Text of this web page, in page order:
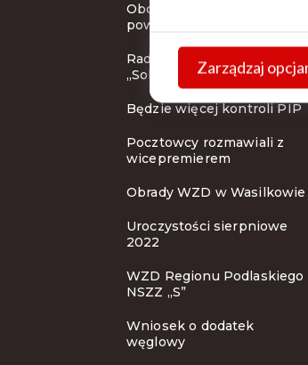
Zarządzaj
Obchody 42. rocznicy
powstania NSZZ "S"
Rada KSOiW NSZZ
„Solidarność"
Będzie więcej kontroli PIP
Pocztowcy rozmawiali z
wicepremierem
Obrady WZD w Wasilkowie
Uroczystości sierpniowe
2022
WZD Regionu Podlaskiego
NSZZ „S”
Wniosek o dodatek
węglowy